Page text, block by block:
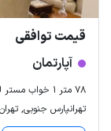
قیمت توافقی
آپارتمان
۷۸ متر ۱ خواب مستر لوکس
تهرانپارس جنوبی, تهران